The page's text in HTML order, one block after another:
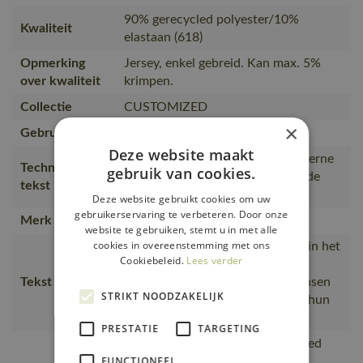
Kwaliteit
90% gerecycled polyester/10%
elastaan (618)
Opmerking
over kwaliteit
Jersey, enkel gebreid. Kan max. 5%
krimpen.
Collectie
CUSTOMIZED
Gebruiker
Technische
tekst
Premium. Vochtregulerend. Moderne
pasvorm. Ronde hals. Tricot aan de
hals. Verstevigde boord.
Merk
MASCOT®
Tekst usp
Groot deel gerecycled polyester in het
hoofdmateriaal., Functioneel en
vochtafdrijvend T-shirt voor mensen
die goed comfort willen, ook als hun
is gemaakt van of bevat gerecycled
×
Deze website maakt
gebruik van cookies.
Deze website gebruikt cookies om uw
gebruikerservaring te verbeteren. Door onze
website te gebruiken, stemt u in met alle
cookies in overeenstemming met ons
Cookiebeleid. Lees verder
STRIKT NOODZAKELIJK
PRESTATIE TARGETING